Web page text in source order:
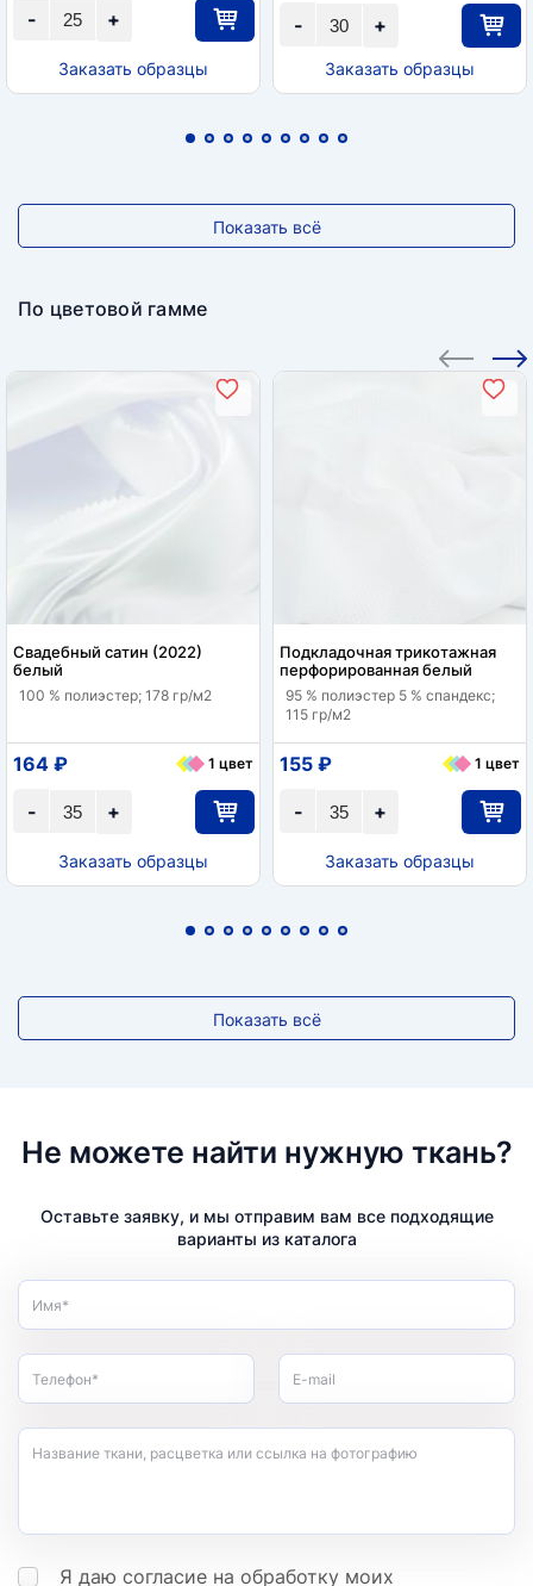
+
-
Заказать образцы
+
-
Заказать образцы
Показать всё
По цветовой гамме
Свадебный сатин (2022)
белый
100 % полиэстер; 178 гр/м2
+
-
164 ₽ 1 цвет
Заказать образцы
Подкладочная трикотажная
перфорированная белый
95 % полиэстер 5 % спандекс;
115 гр/м2
+
-
155 ₽ 1 цвет
Заказать образцы
Показать всё
Не можете найти нужную ткань?
Оставьте заявку, и мы отправим вам все подходящие
варианты из каталога
Имя*
Телефон* E-mail
Название ткани, расцветка или ссылка на фотографию
Я даю согласие на обработку моих